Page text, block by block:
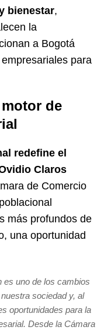
bienestar,
la
a Bogotá
para
de
redefine el
Claros
de Comercio
más profundos de
una oportunidad
es uno de los cambios
sociedad y, al
oportunidades para la
Desde la Cámara